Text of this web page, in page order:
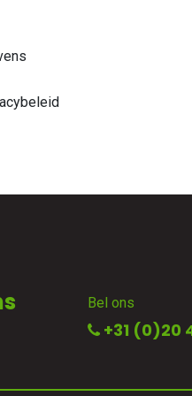
Bel ons
+31 (0)20